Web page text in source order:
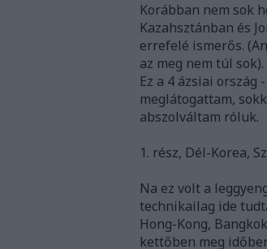
Korábban nem sok
Kazahsztánban és
errefelé ismerős.
az meg nem túl
Ez a 4 ázsiai
meglátogattam,
abszolváltam róluk.
1. rész, Dél-Korea,
Na ez volt a
technikailag ide
Hong-Kong,
kettőben meg